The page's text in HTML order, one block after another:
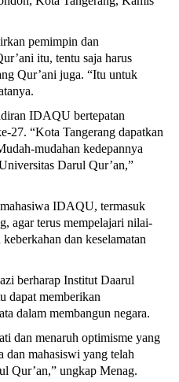
pemimpin dan
itu, tentu saja harus
Qur’ani juga. “Itu untuk
IDAQU bertepatan
27. “Kota Tangerang dapatkan
mudahan kedepannya
Darul Qur’an,”
IDAQU, termasuk
agar terus mempelajari nilai-
dan keselamatan
berharap Institut Daarul
dapat memberikan
dalam membangun negara.
dan menaruh optimisme yang
dan mahasiswi yang telah
Qur’an,” ungkap Menag.